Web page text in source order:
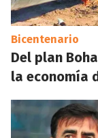
Bicentenario
Del plan
la economía